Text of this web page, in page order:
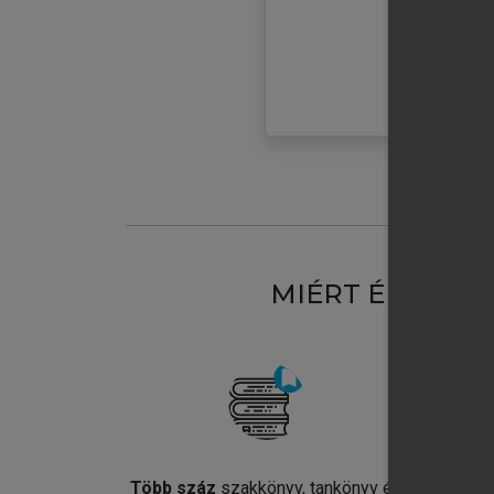
MIÉRT
Több száz szakkönyv, tankönyv és